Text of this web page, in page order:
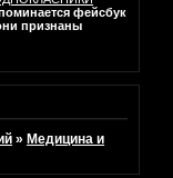
фейсбук
признаны
» Медицина и